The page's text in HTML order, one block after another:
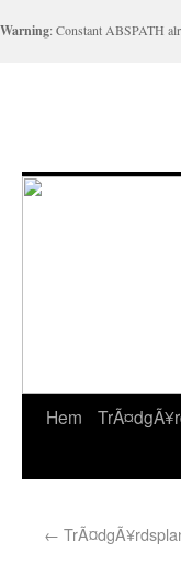
Warning: Constant ABSPATH
Hem
←